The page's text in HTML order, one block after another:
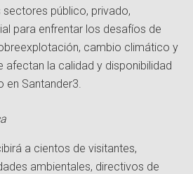
público, privado,
para enfrentar los desafíos de
cambio climático y
afectan la calidad y disponibilidad
en Santander3
a cientos de visitantes,
ambientales, directivos de